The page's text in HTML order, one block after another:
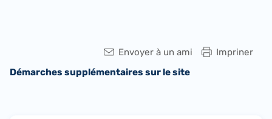
Impriner
Envoyer à un ami
Démarches supplémentaires sur le site